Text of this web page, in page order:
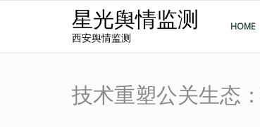
星光舆情监测
西安舆情监测
HOME
技术重塑公关生态